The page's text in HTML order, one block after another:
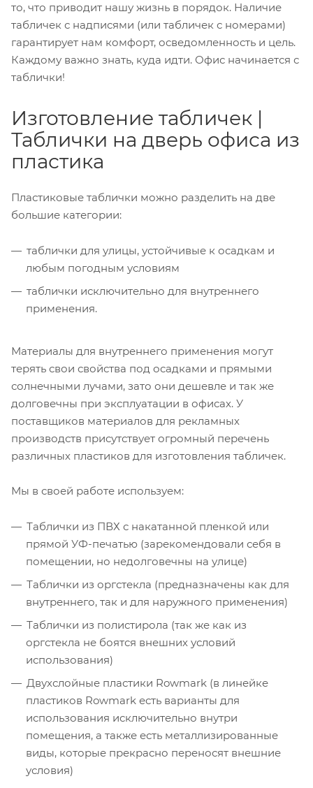
то, что приводит нашу жизнь в порядок. Наличие
табличек с надписями (или табличек с номерами)
гарантирует нам комфорт, осведомленность и цель.
Каждому важно знать, куда идти. Офис начинается с
таблички!
Изготовление табличек |
Таблички на дверь офиса из
пластика
Пластиковые таблички можно разделить на две
большие категории:
таблички для улицы, устойчивые к осадкам и
любым погодным условиям
таблички исключительно для внутреннего
применения.
Материалы для внутреннего применения могут
терять свои свойства под осадками и прямыми
солнечными лучами, зато они дешевле и так же
долговечны при эксплуатации в офисах. У
поставщиков материалов для рекламных
производств присутствует огромный перечень
различных пластиков для изготовления табличек.
Мы в своей работе используем:
Таблички из ПВХ с накатанной пленкой или
прямой УФ-печатью (зарекомендовали себя в
помещении, но недолговечны на улице)
Таблички из оргстекла (предназначены как для
внутреннего, так и для наружного применения)
Таблички из полистирола (так же как из
оргстекла не боятся внешних условий
использования)
Двухслойные пластики Rowmark (в линейке
пластиков Rowmark есть варианты для
использования исключительно внутри
помещения, а также есть металлизированные
виды, которые прекрасно переносят внешние
условия)